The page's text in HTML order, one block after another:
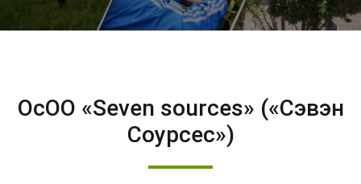
ОсОО «Seven sources» («Сэвэн
Соурсес»)